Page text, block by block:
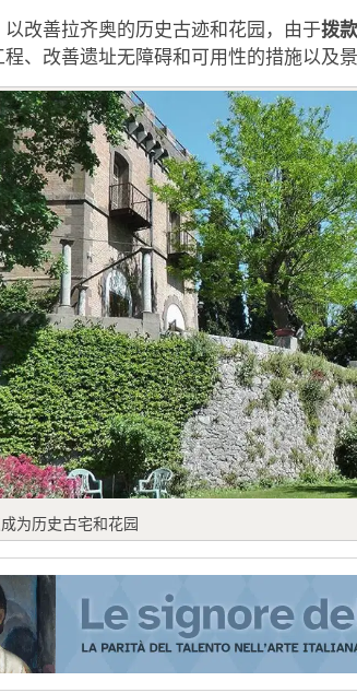
以改善拉齐奥的历史古迹和花园，由于拨
、改善遗址无障碍和可用性的措施以及
为历史古宅和花园